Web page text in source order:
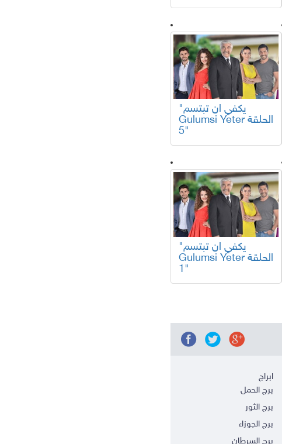
"يكفي ان تبتسم
Gulumsi Yeter الحلقة
5"
"يكفي ان تبتسم
Gulumsi Yeter الحلقة
1"
ابراج
برج الحمل
برج الثور
برج الجوزاء
برج السرطان